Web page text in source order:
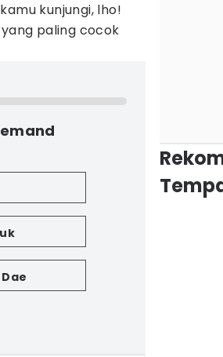
kunjungi, lho!
paling cocok